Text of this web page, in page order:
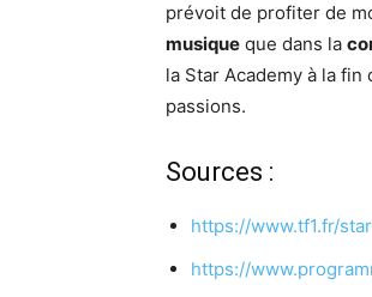
prévoit de profiter de
musique que dans la
la Star Academy à la
passions.
Sources :
https://www.tf1.fr/
https://